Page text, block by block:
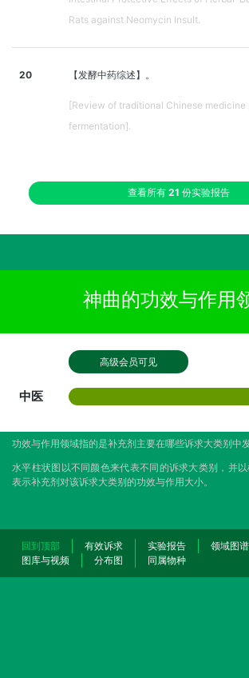
Rats against Neomycin Insult.
20 【发酵中药综述】。
[Review of traditional Chinese medicine
fermentation].
查看所有 21 份实验报告
神曲的功效与作用
高级会员可见
中医
功效与作用领域指的是补充剂主要在哪些诉求大类别中
水平柱状图以不同颜色来代表不同的诉求大类别，并
表示补充剂对该诉求大类别的功效与作用大小。
回到顶部 有效诉求 实验报告 领域图谱
图库与视频
分布图 同属物种